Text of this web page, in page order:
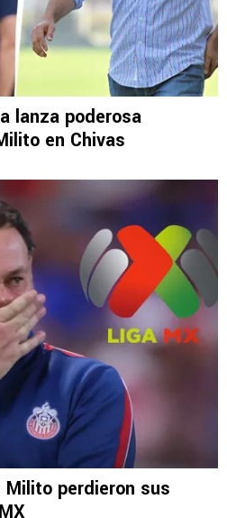
lanza poderosa
en Chivas
Milito perdieron sus